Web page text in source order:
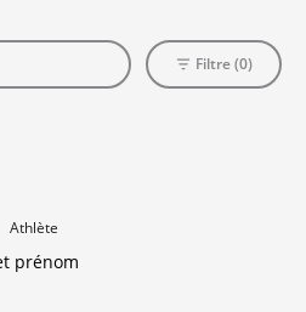
Filtre (0)
Athlète
prénom